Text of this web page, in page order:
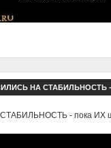
НА СТАБИЛЬНОСТЬ
- пока ИХ